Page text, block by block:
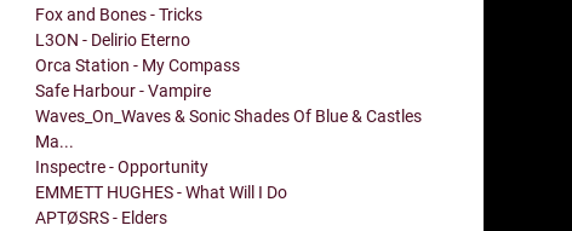
Fox and Bones - Tricks
L3ON - Delirio Eterno
Orca Station - My Compass
Safe Harbour - Vampire
Waves_On_Waves & Sonic Shades Of Blue & Castles
Ma...
Inspectre - Opportunity
EMMETT HUGHES - What Will I Do
APTØSRS - Elders